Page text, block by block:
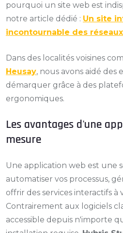
pourquoi un site web est
notre article dédié : Un site
incontournable des
Dans des localités voisines
Heusay, nous avons aidé des
démarquer grâce à des
ergonomiques.
Les avantages d'une
mesure
Une application web est une
automatiser vos processus,
offrir des services interactifs à
Contrairement aux logiciels
accessible depuis n'importe